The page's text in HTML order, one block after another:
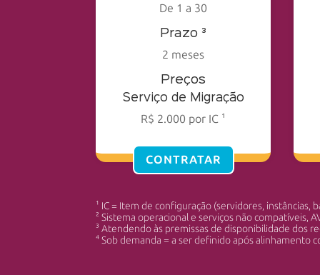
De 1 a 30
Prazo ³
2 meses
Preços
Serviço de Migração
R$ 2.000 por IC ¹
CONTRATAR
¹ IC = Item de configuração (servidores, instâncias,
² Sistema operacional e serviços não compatíveis,
³ Atendendo às premissas de disponibilidade dos
⁴ Sob demanda = a ser definido após alinhamento